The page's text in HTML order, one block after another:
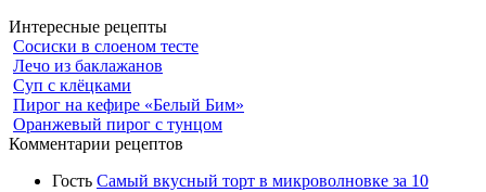
Интересные рецепты
Сосиски в слоеном тесте
Лечо из баклажанов
Суп с клёцками
Пирог на кефире «Белый Бим»
Оранжевый пирог с тунцом
Комментарии рецептов
Гость Самый вкусный торт в микроволновке за 10